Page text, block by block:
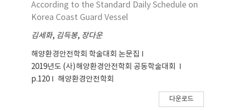
According to the Standard Daily Schedule on
Korea Coast Guard Vessel
김세화, 김득봉, 장다운
해양환경안전학회 학술대회 논문집
2019년도 (사)해양환경안전학회 공동학술대회
p.120
해양환경안전학회
다운로드